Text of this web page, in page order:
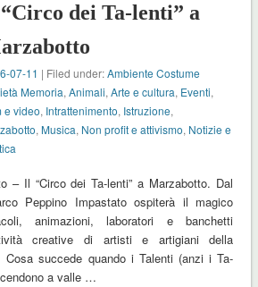
dei Ta-lenti” a
07-11 | Filed under:Ambiente Costume
Memoria,Animali,Arte e cultura, Eventi,
e video, Intrattenimento, Istruzione,
,Musica, Non profit e attivismo, Notizie e
– Il “Circo dei Ta-lenti” a Marzabotto. Dal
Peppino Impastato ospiterà il magico
animazioni, laboratori e banchetti
creative di artisti e artigiani della
Cosa succede quando i Talenti (anzi i Ta-
a valle …